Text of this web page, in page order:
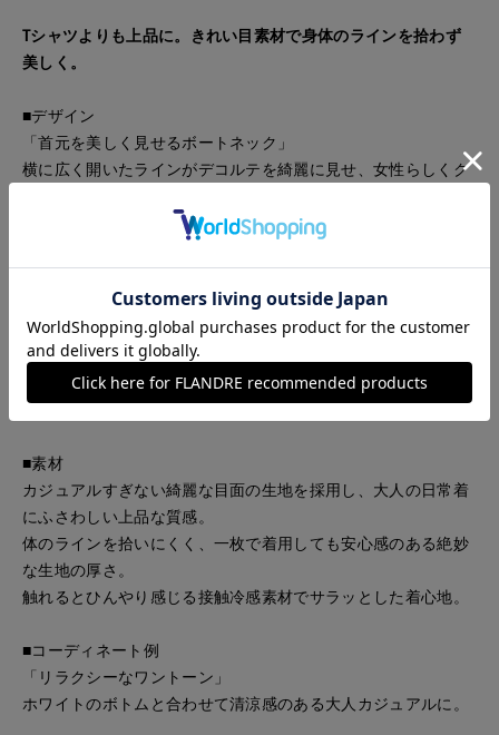
Tシャツよりも上品に。きれい目素材で身体のラインを拾わず
美しく。
■デザイン
「首元を美しく見せるボートネック」
横に広く開いたラインがデコルテを綺麗に見せ、女性らしくク
見せる視覚効果をプラスしました。
「リラクシーなボックスシルエット」
身体のラインを拾わない程よいゆとりがあり、1枚でサマになる
絶妙なサイズ感です。
■素材
カジュアルすぎない綺麗な目面の生地を採用し、大人の日常着
にふさわしい上品な質感。
体のラインを拾いにくく、一枚で着用しても安心感のある絶妙
な生地の厚さ。
触れるとひんやり感じる接触冷感素材でサラッとした着心地。
■コーディネート例
「リラクシーなワントーン」
ホワイトのボトムと合わせて清涼感のある大人カジュアルに。